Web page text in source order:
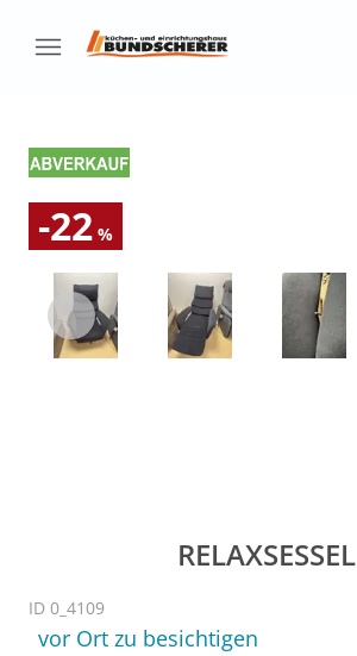
-22 %
RELAXSESSEL
ID 0_4109
vor Ort zu besichtigen